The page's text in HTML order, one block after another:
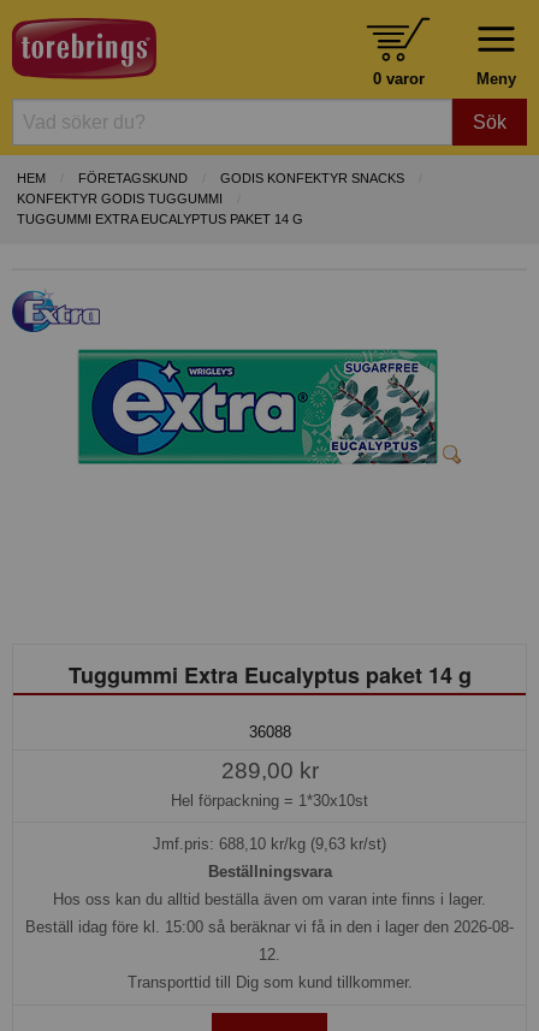
Meny
0 varor
Sök
HEM FÖRETAGSKUND
GODIS KONFEKTYR SNACKS
KONFEKTYR GODIS TUGGUMMI
TUGGUMMI EXTRA EUCALYPTUS PAKET 14 G
Tuggummi Extra Eucalyptus paket 14 g
36088
289,00 kr
Hel förpackning = 1*30x10st
Jmf.pris: 688,10 kr/kg (9,63 kr/st)
Beställningsvara
Hos oss kan du alltid beställa även om varan inte finns i lager.
Beställ idag före kl. 15:00 så beräknar vi få in den i lager den 2026-08-
12.
Transporttid till Dig som kund tillkommer.